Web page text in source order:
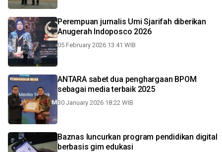
Perempuan jurnalis Umi Sjarifah diberikan
Anugerah Indoposco 2026
05 February 2026 13:41 WIB
ANTARA sabet dua penghargaan BPOM
sebagai media terbaik 2025
30 January 2026 18:22 WIB
Baznas luncurkan program pendidikan digital
berbasis gim edukasi